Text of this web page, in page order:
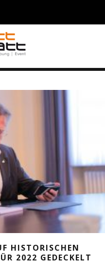
HISTORISCHEN
2022 GEDECKELT